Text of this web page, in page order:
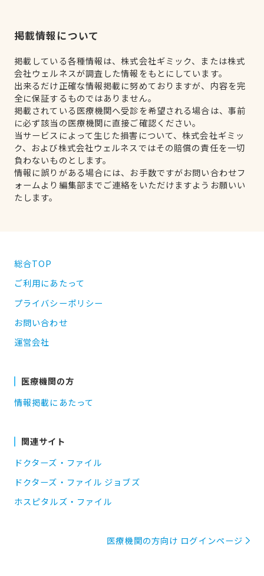
掲載情報について
掲載している各種情報は、株式会社ギミック、または株式
会社ウェルネスが調査した情報をもとにしています。
出来るだけ正確な情報掲載に努めておりますが、内容を完
全に保証するものではありません。
掲載されている医療機関へ受診を希望される場合は、事前
に必ず該当の医療機関に直接ご確認ください。
当サービスによって生じた損害について、株式会社ギミッ
ク、および株式会社ウェルネスではその賠償の責任を一切
負わないものとします。
情報に誤りがある場合には、お手数ですがお問い合わせフ
ォームより編集部までご連絡をいただけますようお願いい
たします。
総合TOP
ご利用にあたって
プライバシーポリシー
お問い合わせ
運営会社
医療機関の方
情報掲載にあたって
関連サイト
ドクターズ・ファイル
ドクターズ・ファイル ジョブズ
ホスピタルズ・ファイル
医療機関の方向け ログインページ